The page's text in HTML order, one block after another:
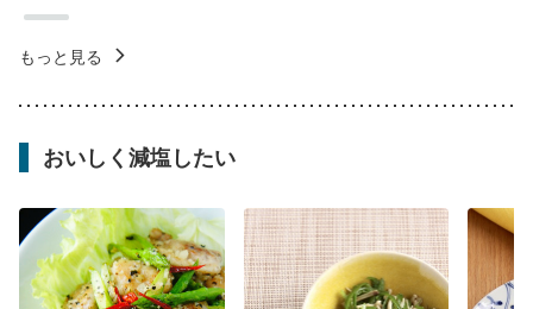
もっと見る
おいしく減塩したい